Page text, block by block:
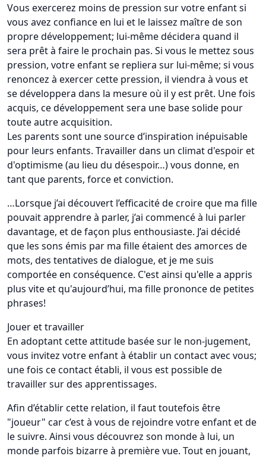
Vous exercerez moins de pression sur votre enfant si
vous avez confiance en lui et le laissez maître de son
propre développement; lui-même décidera quand il
sera prêt à faire le prochain pas. Si vous le mettez sous
pression, votre enfant se repliera sur lui-même; si vous
renoncez à exercer cette pression, il viendra à vous et
se développera dans la mesure où il y est prêt. Une fois
acquis, ce développement sera une base solide pour
toute autre acquisition.
Les parents sont une source d’inspiration inépuisable
pour leurs enfants. Travailler dans un climat d'espoir et
d'optimisme (au lieu du désespoir…) vous donne, en
tant que parents, force et conviction.
…Lorsque j’ai découvert l’efficacité de croire que ma fille
pouvait apprendre à parler, j’ai commencé à lui parler
davantage, et de façon plus enthousiaste. J’ai décidé
que les sons émis par ma fille étaient des amorces de
mots, des tentatives de dialogue, et je me suis
comportée en conséquence. C'est ainsi qu'elle a appris
plus vite et qu'aujourd’hui, ma fille prononce de petites
phrases!
Jouer et travailler
En adoptant cette attitude basée sur le non-jugement,
vous invitez votre enfant à établir un contact avec vous;
une fois ce contact établi, il vous est possible de
travailler sur des apprentissages.
Afin d’établir cette relation, il faut toutefois être
"joueur" car c’est à vous de rejoindre votre enfant et de
le suivre. Ainsi vous découvrez son monde à lui, un
monde parfois bizarre à première vue. Tout en jouant,